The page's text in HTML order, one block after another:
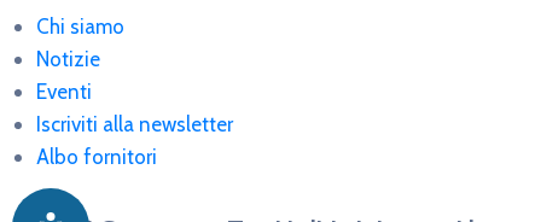
Chi siamo
Notizie
Eventi
Iscriviti alla newsletter
Albo fornitori